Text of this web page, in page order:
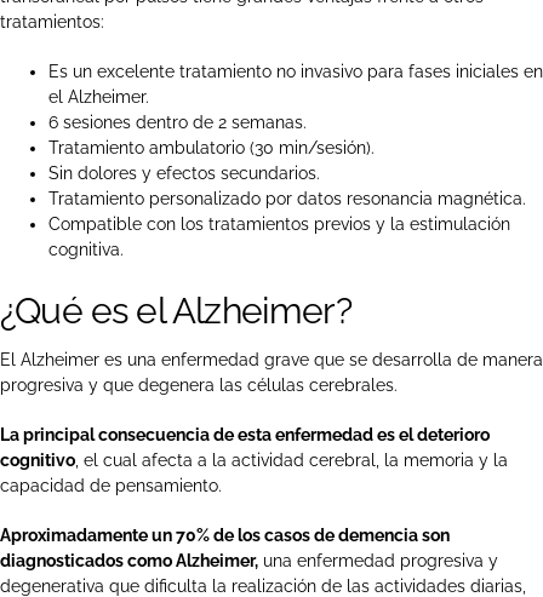
tratamientos:
Es un excelente tratamiento no invasivo para fases iniciales en
el Alzheimer.
6 sesiones dentro de 2 semanas.
Tratamiento ambulatorio (30 min/sesión).
Sin dolores y efectos secundarios.
Tratamiento personalizado por datos resonancia magnética.
Compatible con los tratamientos previos y la estimulación
cognitiva.
¿Qué es el Alzheimer?
El Alzheimer es una enfermedad grave que se desarrolla de manera
progresiva y que degenera las células cerebrales.
La principal consecuencia de esta enfermedad es el deterioro
cognitivo , el cual afecta a la actividad cerebral, la memoria y la
capacidad de pensamiento.
Aproximadamente un 70% de los casos de demencia son
diagnosticados como Alzheimer, una enfermedad progresiva y
degenerativa que dificulta la realización de las actividades diarias,